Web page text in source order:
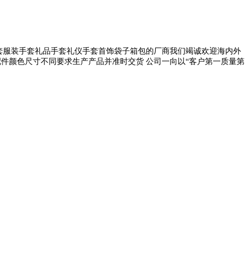
装手套礼品手套礼仪手套首饰袋子箱包的厂商我们竭诚欢迎海内外
颜色尺寸不同要求生产产品并准时交货 公司一向以“客户第一质量第